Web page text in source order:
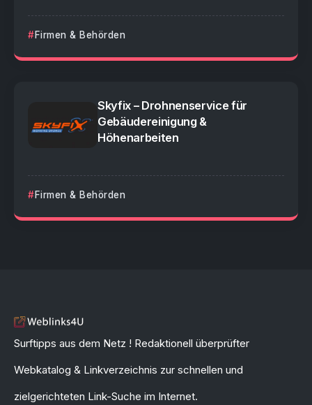
Firmen & Behörden
Skyfix – Drohnenservice für
Gebäudereinigung &
Höhenarbeiten
Firmen & Behörden
Surftipps aus dem Netz ! Redaktionell überprüfter
Webkatalog & Linkverzeichnis zur schnellen und
zielgerichteten Link-Suche im Internet.